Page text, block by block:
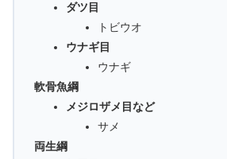
ダツ目
トビウオ
ウナギ目
ウナギ
軟骨魚綱
メジロザメ目など
サメ
両生綱